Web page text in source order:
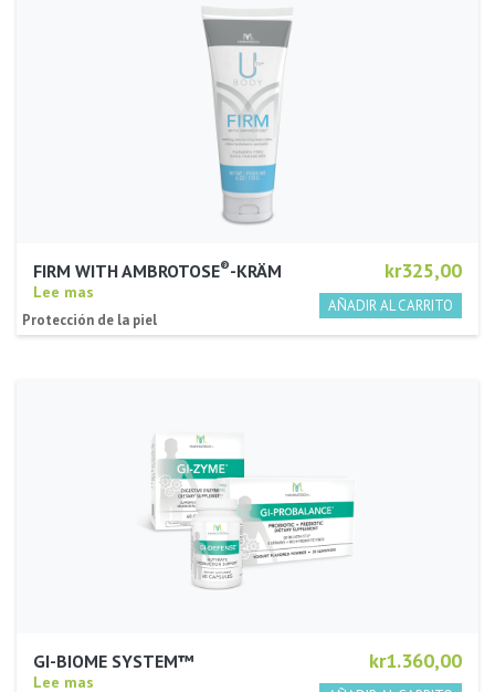
kr325,00
FIRM WITH AMBROTOSE®-KRÄM
Lee mas
Protección de la piel
kr1.360,00
GI-BIOME SYSTEM™
Lee mas